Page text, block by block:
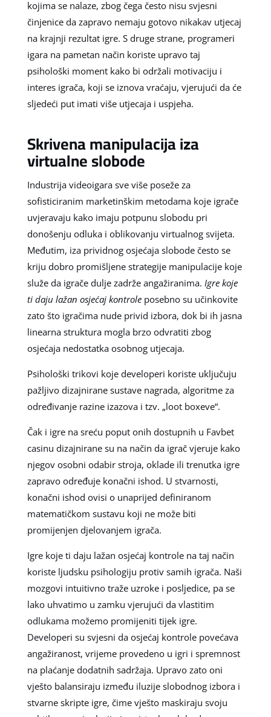
kojima se nalaze, zbog čega često nisu svjesni
činjenice da zapravo nemaju gotovo nikakav utjecaj
na krajnji rezultat igre. S druge strane, programeri
igara na pametan način koriste upravo taj
psihološki moment kako bi održali motivaciju i
interes igrača, koji se iznova vraćaju, vjerujući da će
sljedeći put imati više utjecaja i uspjeha.
Skrivena manipulacija iza
virtualne slobode
Industrija videoigara sve više poseže za
sofisticiranim marketinškim metodama koje igrače
uvjeravaju kako imaju potpunu slobodu pri
donošenju odluka i oblikovanju virtualnog svijeta.
Međutim, iza prividnog osjećaja slobode često se
kriju dobro promišljene strategije manipulacije koje
služe da igrače dulje zadrže angažiranima. Igre koje
ti daju lažan osjećaj kontroleposebno su učinkovite
zato što igračima nude privid izbora, dok bi ih jasna
linearna struktura mogla brzo odvratiti zbog
osjećaja nedostatka osobnog utjecaja.
Psihološki trikovi koje developeri koriste uključuju
pažljivo dizajnirane sustave nagrada, algoritme za
određivanje razine izazova i tzv. „loot boxeve“.
Čak i igre na sreću poput onih dostupnih u Favbet
casinu dizajnirane su na način da igrač vjeruje kako
njegov osobni odabir stroja, oklade ili trenutka igre
zapravo određuje konačni ishod. U stvarnosti,
konačni ishod ovisi o unaprijed definiranom
matematičkom sustavu koji ne može biti
promijenjen djelovanjem igrača.
Igre koje ti daju lažan osjećaj kontrole na taj način
koriste ljudsku psihologiju protiv samih igrača. Naši
mozgovi intuitivno traže uzroke i posljedice, pa se
lako uhvatimo u zamku vjerujući da vlastitim
odlukama možemo promijeniti tijek igre.
Developeri su svjesni da osjećaj kontrole povećava
angažiranost, vrijeme provedeno u igri i spremnost
na plaćanje dodatnih sadržaja. Upravo zato oni
vješto balansiraju između iluzije slobodnog izbora i
stvarne skripte igre, čime vješto maskiraju svoju